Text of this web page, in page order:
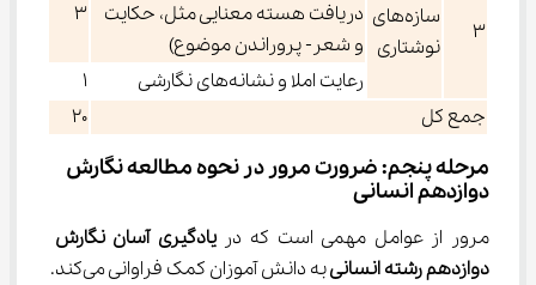
۳
سازه‌های
نوشتاری
دریافت هسته معنایی مثل، حکایت
و شعر- پروراندن موضوع)
3
رعایت املا و نشانه‌های نگارشی
1
جمع کل
20
مرحله پنجم: ضرورت مرور در نحوه مطالعه نگارش
دوازدهم انسانی
مرور از عوامل مهمی است که در یادگیری آسان نگارش
دوازدهم رشته انسانی
به دانش آموزان کمک فراوانی می‌کند.